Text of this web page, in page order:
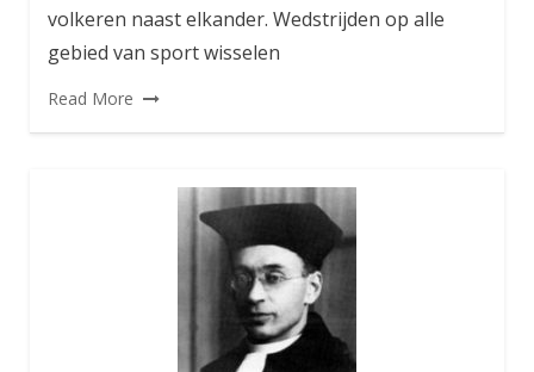
volkeren naast elkander. Wedstrijden op alle
gebied van sport wisselen
Read More